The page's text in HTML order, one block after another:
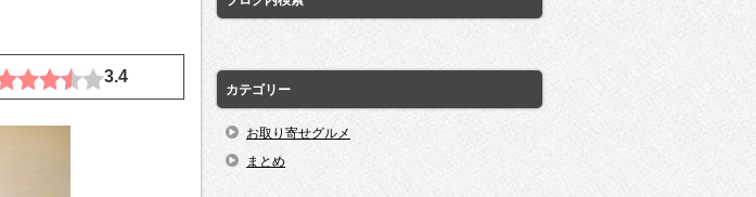
3.4
カテゴリー
お取り寄せグルメ
まとめ